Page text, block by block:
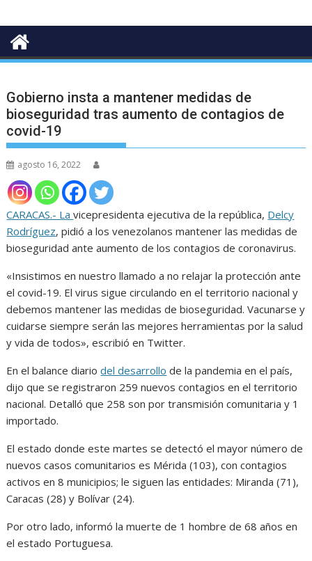
Gobierno insta a mantener medidas de
bioseguridad tras aumento de contagios de
covid-19
agosto 16, 2022
CARACAS.- Lavicepresidenta ejecutiva de la república, Delcy
Rodríguez, pidió a los venezolanos mantener las medidas de
bioseguridad ante aumento de los contagios de coronavirus.
«Insistimos en nuestro llamado a no relajar la protección ante
el covid-19. El virus sigue circulando en el territorio nacional y
debemos mantener las medidas de bioseguridad. Vacunarse y
cuidarse siempre serán las mejores herramientas por la salud
y vida de todos», escribió en Twitter.
En el balance diariodel desarrollo de la pandemia en el país,
dijo que se registraron 259 nuevos contagios en el territorio
nacional. Detalló que 258 son por transmisión comunitaria y 1
importado.
El estado donde este martes se detectó el mayor número de
nuevos casos comunitarios es Mérida (103), con contagios
activos en 8 municipios; le siguen las entidades: Miranda (71),
Caracas (28) y Bolívar (24).
Por otro lado, informó la muerte de 1 hombre de 68 años en
el estado Portuguesa.